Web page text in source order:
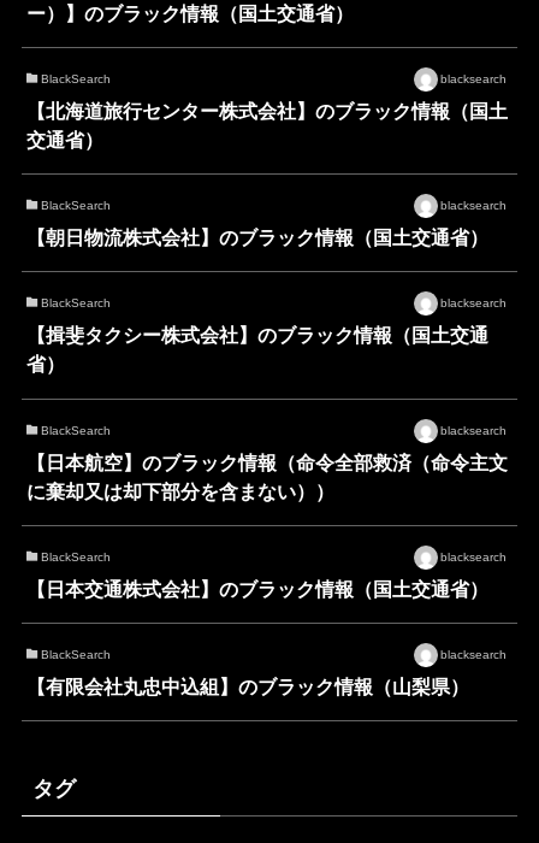
ー）】のブラック情報（国土交通省）
BlackSearch blacksearch
【北海道旅行センター株式会社】のブラック情報（国土
交通省）
BlackSearch blacksearch
【朝日物流株式会社】のブラック情報（国土交通省）
BlackSearch blacksearch
【揖斐タクシー株式会社】のブラック情報（国土交通
省）
BlackSearch blacksearch
【日本航空】のブラック情報（命令全部救済（命令主文
に棄却又は却下部分を含まない））
BlackSearch blacksearch
【日本交通株式会社】のブラック情報（国土交通省）
BlackSearch blacksearch
【有限会社丸忠中込組】のブラック情報（山梨県）
タグ